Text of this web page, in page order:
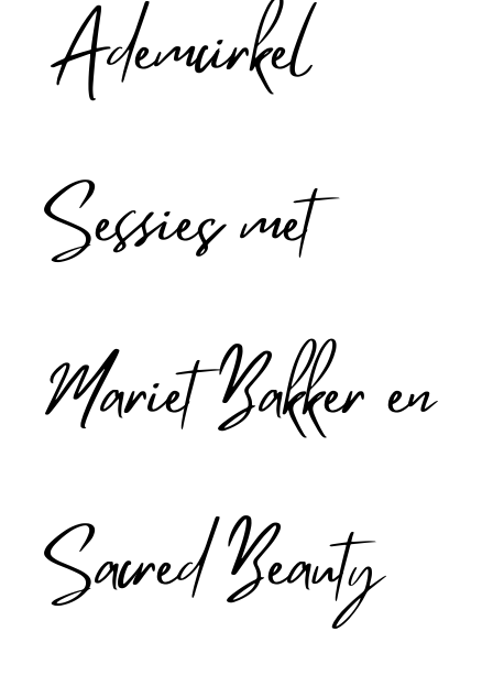
Ademcirkel
Sessies met
Mariët Bakker en
Sacred Beauty